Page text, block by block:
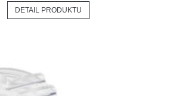
DETAIL PRODUKTU